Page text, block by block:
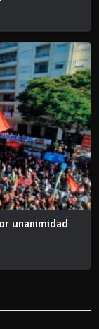
unanimidad